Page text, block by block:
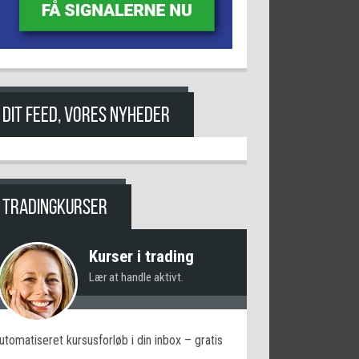
DIT FEED, VORES NYHEDER
TRADINGKURSER
Kurser i trading
Lær at handle aktivt.
kursusforløb i din inbox – gratis